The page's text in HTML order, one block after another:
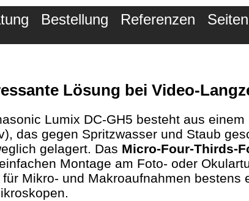
Bestellung Referenzen
Lösung bei Video-
Lumix DC-GH5 besteht aus
das gegen Spritzwasser und Staub
gelagert. Das Micro-Four-Thirds-
Montage am Foto- oder
Mikro- und Makroaufnahmen bestens